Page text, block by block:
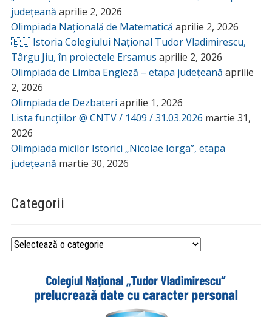
județeană aprilie 2, 2026
Olimpiada Națională de Matematică aprilie 2, 2026
🇪🇺 Istoria Colegiului Național Tudor Vladimirescu,
Târgu Jiu, în proiectele Ersamus aprilie 2, 2026
Olimpiada de Limba Engleză – etapa județeană aprilie
2, 2026
Olimpiada de Dezbateri aprilie 1, 2026
Lista funcțiilor @ CNTV / 1409 / 31.03.2026 martie 31,
2026
Olimpiada micilor Istorici „Nicolae Iorga”, etapa
județeană martie 30, 2026
Categorii
Categorii